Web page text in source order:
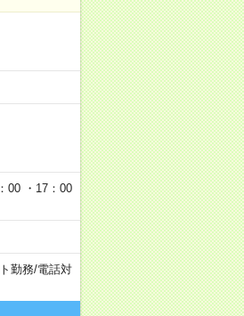
00 ・17：00
勤務/電話対